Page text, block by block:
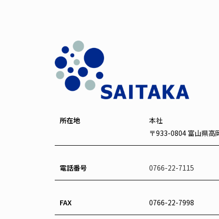
所在地
本社
〒933-0804 富山県高
電話番号 0766-22-7115
FAX 0766-22-7998